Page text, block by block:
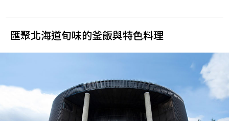
匯聚北海道旬味的釜飯與特色料理